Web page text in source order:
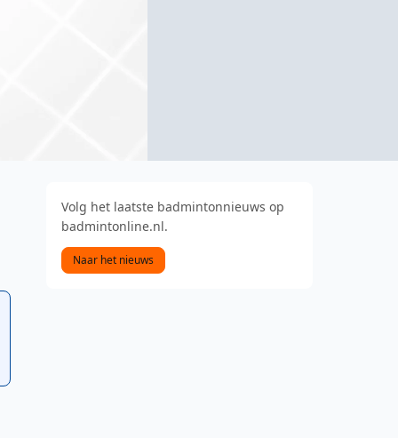
Volg het laatste badmintonnieuws op
badmintonline.nl.
Naar het nieuws